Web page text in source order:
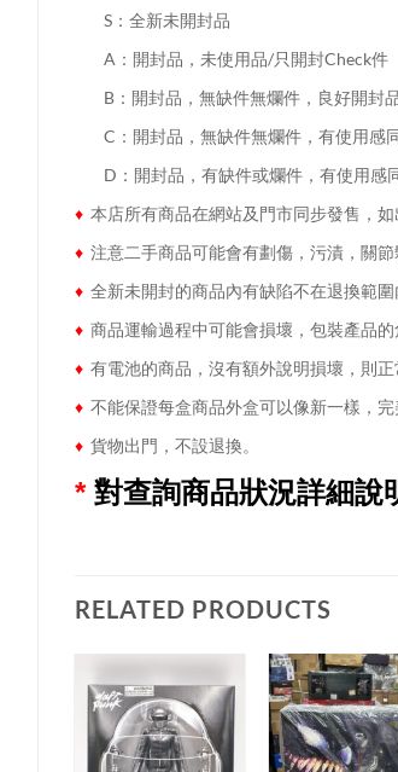
S：全新未開封品
A：開封品，未使用品/只開封Check件
B：開封品，無缺件無爛件，良好開封
C：開封品，無缺件無爛件，有使用感
D：開封品，有缺件或爛件，有使用感
♦ 本店所有商品在網站及門市同步發售，
♦ 注意二手商品可能會有劃傷，污漬，關
♦ 全新未開封的商品內有缺陷不在退換範
♦ 商品運輸過程中可能會損壞，包裝產品的
♦ 有電池的商品，沒有額外說明損壞，則正
♦ 不能保證每盒商品外盒可以像新一樣，完
♦ 貨物出門，不設退換。
* 對查詢商品狀況詳細說
RELATED PRODUCTS